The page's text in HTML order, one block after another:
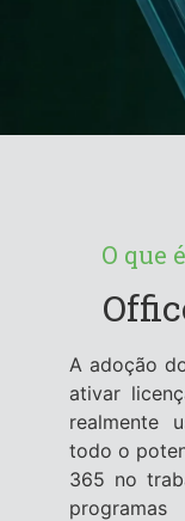
O que
A adoção
ativar
realmente
todo o
365 no